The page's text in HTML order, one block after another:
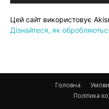
Цей сайт використовує
Дізнайтеся, як
Головна
Політика